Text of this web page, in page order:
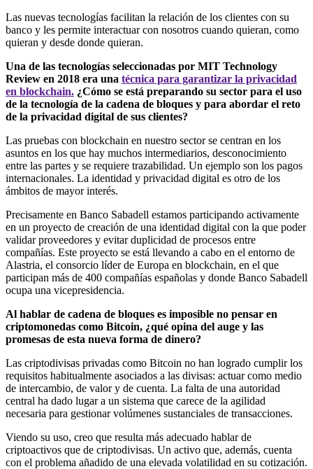
Las nuevas tecnologías facilitan la relación de los clientes con su
banco y les permite interactuar con nosotros cuando quieran, como
quieran y desde donde quieran.
Una de las tecnologías seleccionadas por MIT Technology
Review en 2018 era una técnica para garantizar la privacidad
en blockchain. ¿Cómo se está preparando su sector para el uso
de la tecnología de la cadena de bloques y para abordar el reto
de la privacidad digital de sus clientes?
Las pruebas con blockchain en nuestro sector se centran en los
asuntos en los que hay muchos intermediarios, desconocimiento
entre las partes y se requiere trazabilidad. Un ejemplo son los pagos
internacionales. La identidad y privacidad digital es otro de los
ámbitos de mayor interés.
Precisamente en Banco Sabadell estamos participando activamente
en un proyecto de creación de una identidad digital con la que poder
validar proveedores y evitar duplicidad de procesos entre
compañías. Este proyecto se está llevando a cabo en el entorno de
Alastria, el consorcio líder de Europa en blockchain, en el que
participan más de 400 compañías españolas y donde Banco Sabadell
ocupa una vicepresidencia.
Al hablar de cadena de bloques es imposible no pensar en
criptomonedas como Bitcoin, ¿qué opina del auge y las
promesas de esta nueva forma de dinero?
Las criptodivisas privadas como Bitcoin no han logrado cumplir los
requisitos habitualmente asociados a las divisas: actuar como medio
de intercambio, de valor y de cuenta. La falta de una autoridad
central ha dado lugar a un sistema que carece de la agilidad
necesaria para gestionar volúmenes sustanciales de transacciones.
Viendo su uso, creo que resulta más adecuado hablar de
criptoactivos que de criptodivisas. Un activo que, además, cuenta
con el problema añadido de una elevada volatilidad en su cotización.